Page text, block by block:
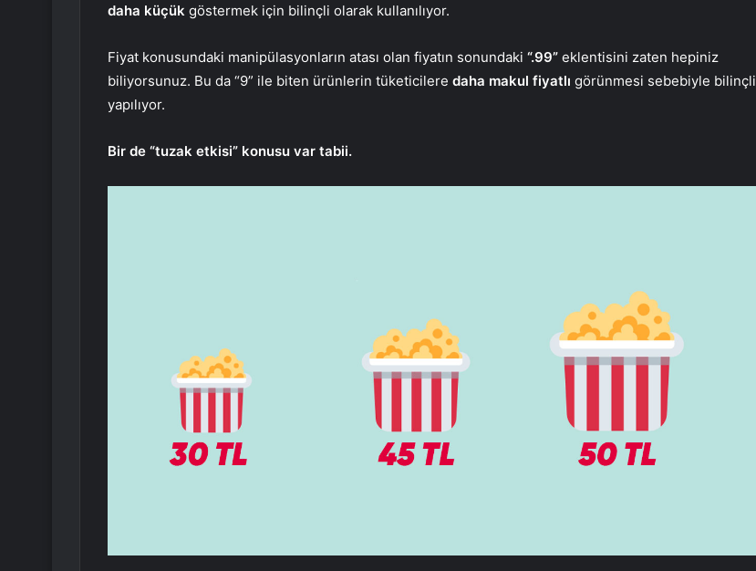
daha küçük göstermek için bilinçli olarak kullanılıyor.
Fiyat konusundaki manipülasyonların atası olan fiyatın sonundaki “.99” eklentisini zaten hepiniz
biliyorsunuz. Bu da “9” ile biten ürünlerin tüketicilere daha makul fiyatlı görünmesi sebebiyle bilinçli
yapılıyor.
Bir de “tuzak etkisi” konusu var tabii.